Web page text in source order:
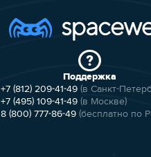
Поддержка
+7 (812) 209-41-49 (в Санкт-
+7 (495) 109-41-49 (в Москве)
8 (800) 777-86-49 (бесплатно по